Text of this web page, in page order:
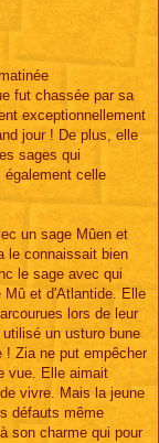
fut chassée par sa
exceptionnellement
jour ! De plus, elle
sages qui
également celle
un sage Mûen et
le connaissait bien
le sage avec qui
et d'Atlantide. Elle
lors de leur
un usturo bune
! Zia ne put empêcher
vue. Elle aimait
vivre. Mais la jeune
défauts même
son charme qui pour